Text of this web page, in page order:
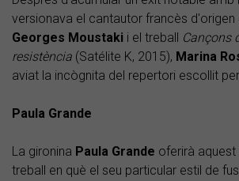
versionava el cantautor francès
Georges Moustaki i el treball
Cançons
resistència (Satélite K, 2015), Marina
aviat la incògnita del repertori escollit
Paula Grande
La gironina Paula Grande oferirà
treball en què el seu particular estil de